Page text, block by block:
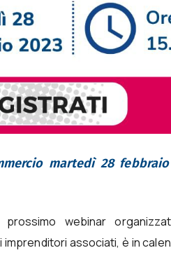
martedì 28
webinar
associati, è in